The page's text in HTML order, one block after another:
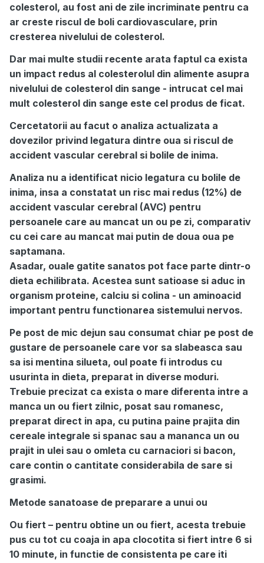
colesterol, au fost ani de zile incriminate pentru ca
ar creste riscul de boli cardiovasculare, prin
cresterea nivelului de colesterol.
Dar mai multe studii recente arata faptul ca exista
un impact redus al colesterolul din alimente asupra
nivelului de colesterol din sange - intrucat cel mai
mult colesterol din sange este cel produs de ficat.
Cercetatorii au facut o analiza actualizata a
dovezilor privind legatura dintre oua si riscul de
accident vascular cerebral si bolile de inima.
Analiza nu a identificat nicio legatura cu bolile de
inima, insa a constatat un risc mai redus (12%) de
accident vascular cerebral (AVC) pentru
persoanele care au mancat un ou pe zi, comparativ
cu cei care au mancat mai putin de doua oua pe
saptamana.
Asadar, ouale gatite sanatos pot face parte dintr-o
dieta echilibrata. Acestea sunt satioase si aduc in
organism proteine, calciu si colina - un aminoacid
important pentru functionarea sistemului nervos.
Pe post de mic dejun sau consumat chiar pe post de
gustare de persoanele care vor sa slabeasca sau
sa isi mentina silueta, oul poate fi introdus cu
usurinta in dieta, preparat in diverse moduri.
Trebuie precizat ca exista o mare diferenta intre a
manca un ou fiert zilnic, posat sau romanesc,
preparat direct in apa, cu putina paine prajita din
cereale integrale si spanac sau a mananca un ou
prajit in ulei sau o omleta cu carnaciori si bacon,
care contin o cantitate considerabila de sare si
grasimi.
Metode sanatoase de preparare a unui ou
Ou fiert – pentru obtine un ou fiert, acesta trebuie
pus cu tot cu coaja in apa clocotita si fiert intre 6 si
10 minute, in functie de consistenta pe care iti